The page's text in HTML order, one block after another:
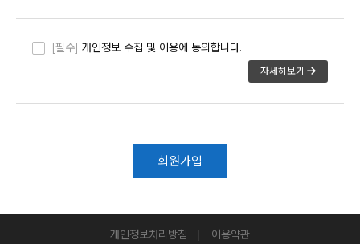
[필수] 개인정보 수집 및 이용에 동의합니다.
자세히보기
회원가입
개인정보처리방침 이용약관